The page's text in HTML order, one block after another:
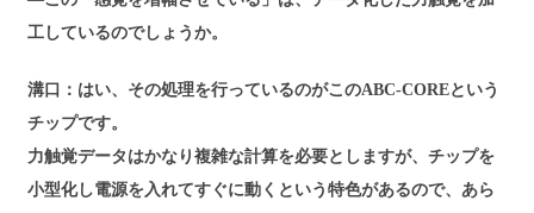
工しているのでしょうか。
溝口：はい、その処理を行っているのがこのABC-COREという
チップです。
力触覚データはかなり複雑な計算を必要としますが、チップを
小型化し電源を入れてすぐに動くという特色があるので、あら